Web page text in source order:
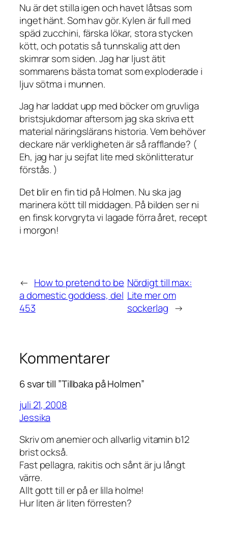
Nu är det stilla igen och havet låtsas som
inget hänt. Som hav gör. Kylen är full med
späd zucchini, färska lökar, stora stycken
kött, och potatis så tunnskalig att den
skimrar som siden. Jag har ljust ätit
sommarens bästa tomat som exploderade i
ljuv sötma i munnen.
Jag har laddat upp med böcker om gruvliga
bristsjukdomar aftersom jag ska skriva ett
material näringslärans historia. Vem behöver
deckare när verkligheten är så rafflande? (
Eh, jag har ju sejfat lite med skönlitteratur
förstås. )
Det blir en fin tid på Holmen. Nu ska jag
marinera kött till middagen. På bilden ser ni
en finsk korvgryta vi lagade förra året, recept
i morgon!
← How to pretend to be
a domestic goddess, del
453
Nördigt till max:
Lite mer om
sockerlag →
Kommentarer
6 svar till ”Tillbaka på Holmen”
juli 21, 2008
Jessika
Skriv om anemier och allvarlig vitamin b12
brist också.
Fast pellagra, rakitis och sånt är ju långt
värre.
Allt gott till er på er lilla holme!
Hur liten är liten förresten?